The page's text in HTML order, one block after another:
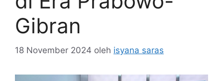
Gibran
18 November 2024 oleh isyana saras